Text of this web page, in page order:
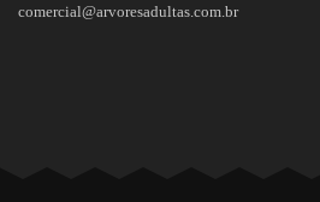
comercial@arvoresadultas.com.br